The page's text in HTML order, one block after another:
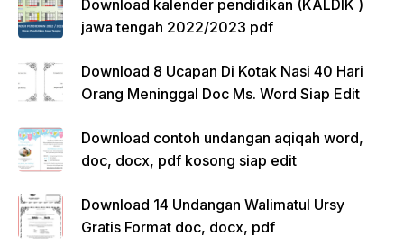
Download kalender pendidikan (KALDIK )
jawa tengah 2022/2023 pdf
Download 8 Ucapan Di Kotak Nasi 40 Hari
Orang Meninggal Doc Ms. Word Siap Edit
Download contoh undangan aqiqah word,
doc, docx, pdf kosong siap edit
Download 14 Undangan Walimatul Ursy
Gratis Format doc, docx, pdf